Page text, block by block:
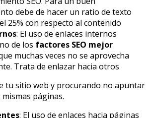
debe de hacer un ratio de texto
25% con respecto al contenido
: El uso de enlaces internos
de los factores SEO mejor
muchas veces no se aprovecha
Trata de enlazar hacia otros
tu sitio web y procurando no apuntar
páginas.
: El uso de enlaces hacia páginas